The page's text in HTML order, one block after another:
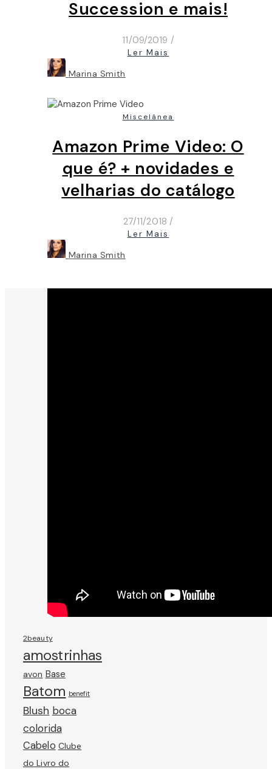
Succession e mais!
11/09/2019 /
Ler Mais
Marina Smith
Miscelânea
Amazon Prime Video: O
que é? + novidades e
velharias do catálogo
27/11/2018 /
Ler Mais
Marina Smith
2beauty
amostrinhas
avon Base
Batom benefit
Blush boca
colorida
Cabelo Clube
do Livro do